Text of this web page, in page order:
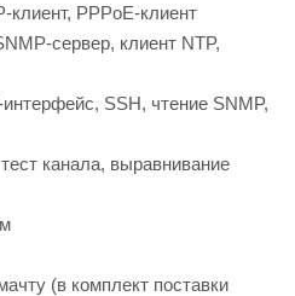
PPPoE-клиент
сервер, клиент NTP,
SSH, чтение SNMP,
канала, выравнивание
(в комплект поставки